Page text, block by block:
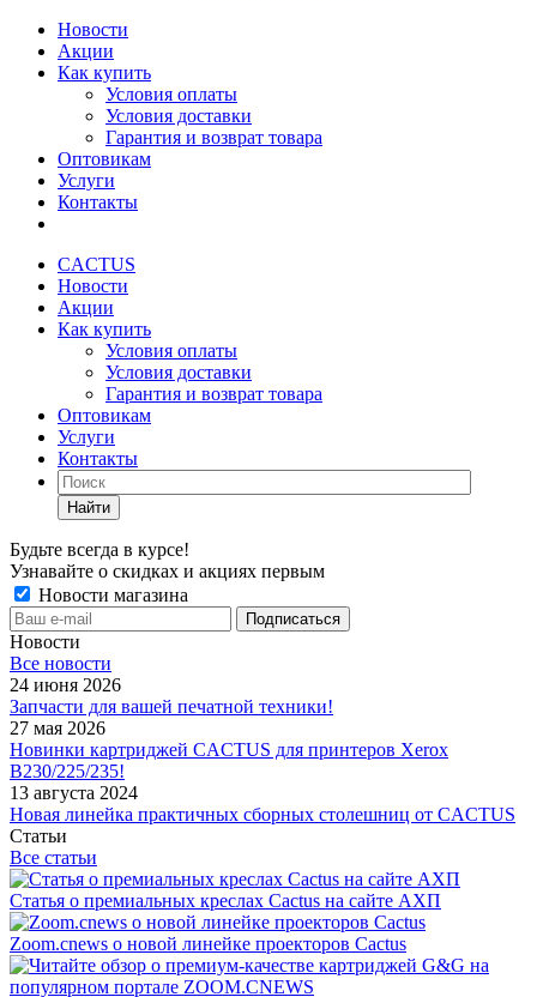
Новости
Акции
Как купить
Условия оплаты
Условия доставки
Гарантия и возврат товара
Оптовикам
Услуги
Контакты
CACTUS
Новости
Акции
Как купить
Условия оплаты
Условия доставки
Гарантия и возврат товара
Оптовикам
Услуги
Контакты
Найти
Будьте всегда в курсе!
Узнавайте о скидках и акциях первым
Новости магазина
Новости
Все новости
24 июня 2026
Запчасти для вашей печатной техники!
27 мая 2026
Новинки картриджей CACTUS для принтеров Xerox
B230/225/235!
13 августа 2024
Новая линейка практичных сборных столешниц от CACTUS
Статьи
Все статьи
Статья о премиальных креслах Cactus на сайте АХП
Zoom.cnews о новой линейке проекторов Cactus